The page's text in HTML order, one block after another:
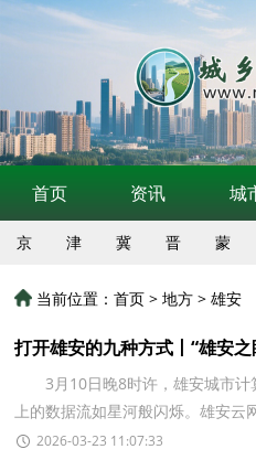
首页 资讯 城
京 津 冀 晋 蒙
当前位置：首页 >地方 >雄安
打开雄安的九种方式丨“雄安
3月10日晚8时许，雄安城市计
上的数据流如星河般闪烁。雄安云
大屏前，目光落在城市运维监测系
2026-03-23 11:07:33